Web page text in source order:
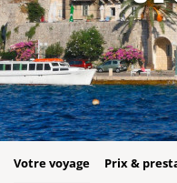
Votre voyage Prix &